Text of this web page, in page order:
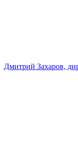
Дмитрий Захаров,